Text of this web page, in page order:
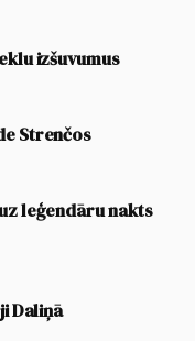
izšuvumus
Strenčos
leģendāru nakts
Daliņā